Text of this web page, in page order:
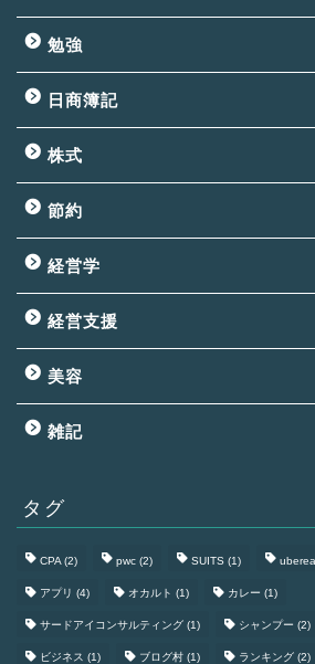
勉強
日商簿記
株式
節約
経営学
経営支援
美容
雑記
タグ
CPA (2) pwc (2) SUITS (1)
アプリ (4) オカルト (1) カレー (1)
サードアイコンサルティング (1) シャンプー (2)
ビジネス (1) ブログ村 (1) ランキング (2)